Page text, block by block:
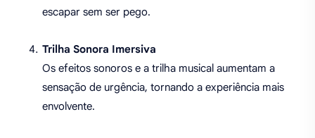
escapar sem ser pego.
Trilha Sonora Imersiva
Os efeitos sonoros e a trilha musical aumentam a
sensação de urgência, tornando a experiência mais
envolvente.